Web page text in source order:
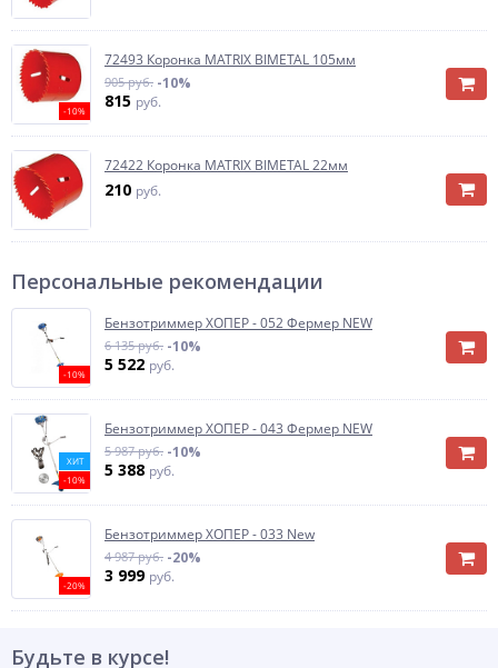
-10%
72493 Коронка MATRIX BIMETAL 105мм
905 руб. -10%
815 руб.
72422 Коронка MATRIX BIMETAL 22мм
210 руб.
Персональные рекомендации
-10%
Бензотриммер ХОПЕР - 052 Фермер NEW
6 135 руб. -10%
5 522 руб.
ХИТ
-10%
Бензотриммер ХОПЕР - 043 Фермер NEW
5 987 руб. -10%
5 388 руб.
-20%
Бензотриммер ХОПЕР - 033 New
4 987 руб. -20%
3 999 руб.
Будьте в курсе!